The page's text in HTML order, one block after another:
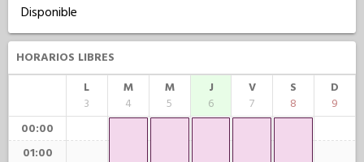
Disponible
HORARIOS LIBRES
L
3
M
4
M
5
J
6
V
7
S
8
D
9
00:00
01:00